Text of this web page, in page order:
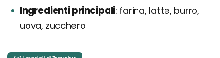
Ingredienti principali farina, latte, burro,
uova, zucchero